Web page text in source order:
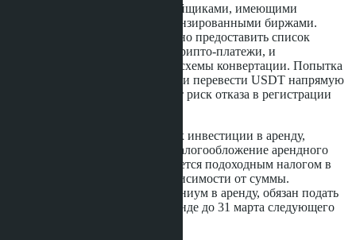
Важно работать только с застройщиками, имеющими
партнёрские соглашения с лицензированными биржами.
Агентство недвижимости должно предоставить список
застройщиков, принимающих крипто-платежи, и
проконсультировать по выбору схемы конвертации. Попытка
сэкономить на комиссии биржи и перевести USDT напрямую
на кошелёк застройщика создаёт риск отказа в регистрации
Для покупателей, планирующих инвестиции в аренду,
крипто-маршрут не влияет на налогообложение арендного
дохода. Доход от аренды облагается подоходным налогом в
Таиланде по ставке 0-35% в зависимости от суммы.
Иностранец, сдающий кондоминиум в аренду, обязан подать
налоговую декларацию в Таиланде до 31 марта следующего